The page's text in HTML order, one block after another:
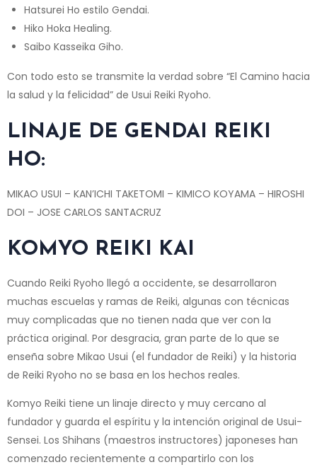
Hatsurei Ho estilo Gendai.
Hiko Hoka Healing.
Saibo Kasseika Giho.
Con todo esto se transmite la verdad sobre “El Camino hacia
la salud y la felicidad” de Usui Reiki Ryoho.
LINAJE DE GENDAI REIKI
HO:
MIKAO USUI – KAN’ICHI TAKETOMI – KIMICO KOYAMA – HIROSHI
DOI – JOSE CARLOS SANTACRUZ
KOMYO REIKI KAI
Cuando Reiki Ryoho llegó a occidente, se desarrollaron
muchas escuelas y ramas de Reiki, algunas con técnicas
muy complicadas que no tienen nada que ver con la
práctica original. Por desgracia, gran parte de lo que se
enseña sobre Mikao Usui (el fundador de Reiki) y la historia
de Reiki Ryoho no se basa en los hechos reales.
Komyo Reiki tiene un linaje directo y muy cercano al
fundador y guarda el espíritu y la intención original de Usui-
Sensei. Los Shihans (maestros instructores) japoneses han
comenzado recientemente a compartirlo con los